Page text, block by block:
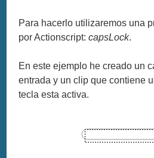
Para hacerlo utilizaremos una
por Actionscript:capsLock.
En este ejemplo he creado un
entrada y un clip que contiene
tecla esta activa.